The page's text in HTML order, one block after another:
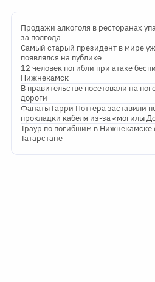
Продажи алкоголя в ресторанах
за полгода
Самый старый президент в мире
появлялся на публике
12 человек погибли при атаке
Нижнекамск
В правительстве посетовали на
дороги
Фанаты Гарри Поттера заставили
прокладки кабеля из-за «могилы
Траур по погибшим в Нижнекамске
Татарстане